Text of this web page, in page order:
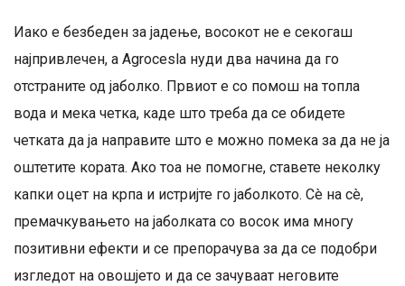
Иако е безбеден за јадење, восокот не е секогаш
најпривлечен, а Agrocesla нуди два начина да го
отстраните од јаболко. Првиот е со помош на топла
вода и мека четка, каде што треба да се обидете
четката да ја направите што е можно помека за да не ја
оштетите кората. Ако тоа не помогне, ставете неколку
капки оцет на крпа и истријте го јаболкото. Сè на сè,
премачкувањето на јаболката со восок има многу
позитивни ефекти и се препорачува за да се подобри
изгледот на овошјето и да се зачуваат неговите